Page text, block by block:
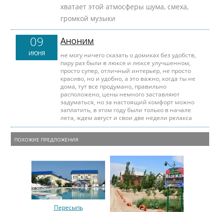
хватает этой атмосферы шума, смеха,
громкой музыки
09
ИЮНЯ
Аноним
не могу ничего сказать о домиках без удобств,
пару раз были в люксе и люксе улучшенном,
просто супер, отличный интерьер, не просто
красиво, но и удобно, а это важно, когда ты не
дома, тут все продумано, правильно
расположено, цены немного заставляют
задуматься, но за настоящий комфорт можно
заплатить, в этом году были только в начале
лета, ждем август и свои две недели релакса
ПОХОЖИЕ ПРЕДЛОЖЕНИЯ
Пересыпь